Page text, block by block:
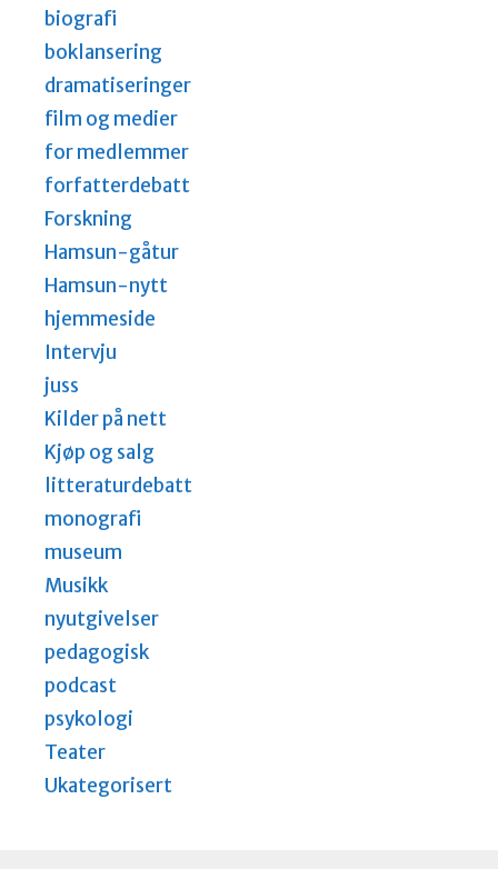
biografi
boklansering
dramatiseringer
film og medier
for medlemmer
forfatterdebatt
Forskning
Hamsun-gåtur
Hamsun-nytt
hjemmeside
Intervju
juss
Kilder på nett
Kjøp og salg
litteraturdebatt
monografi
museum
Musikk
nyutgivelser
pedagogisk
podcast
psykologi
Teater
Ukategorisert